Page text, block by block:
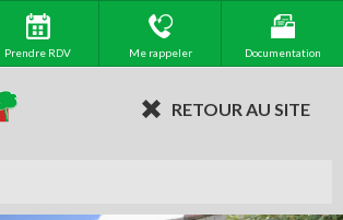
Prendre RDV Me rappeler Documentation
RETOUR AU SITE